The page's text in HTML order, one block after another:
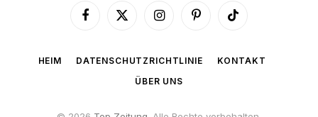
Facebook
X
InstagramPinterestTikTok
HEIM DATENSCHUTZRICHTLINIE
KONTAKT
ÜBER UNS